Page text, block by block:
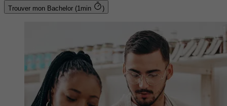
Trouver mon Bachelor (1min )